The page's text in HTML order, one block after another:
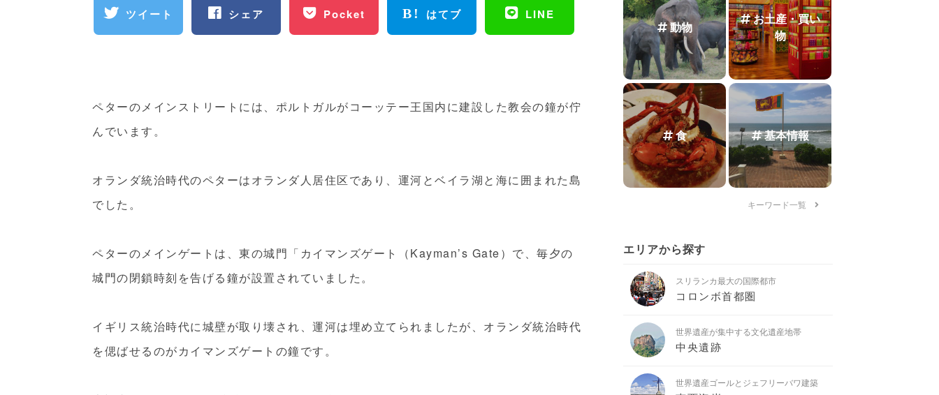
ツイート シェア Pocket はてブ LINE
ペターのメインストリートには、ポルトガルがコーッテー王国内に建設した教会の鐘が佇
んでいます。
オランダ統治時代のペターはオランダ人居住区であり、運河とベイラ湖と海に囲まれた島
でした。
ペターのメインゲートは、東の城門「カイマンズゲート（Kayman’s Gate）で、毎夕の
城門の閉鎖時刻を告げる鐘が設置されていました。
イギリス統治時代に城壁が取り壊され、運河は埋め立てられましたが、オランダ統治時代
を偲ばせるのがカイマンズゲートの鐘です。
動物
お土産・買い
物
食 基本情報
キーワード一覧
エリアから探す
スリランカ最大の国際都市
コロンボ首都圏
世界遺産が集中する文化遺産地帯
中央遺跡
世界遺産ゴールとジェフリーバワ建築